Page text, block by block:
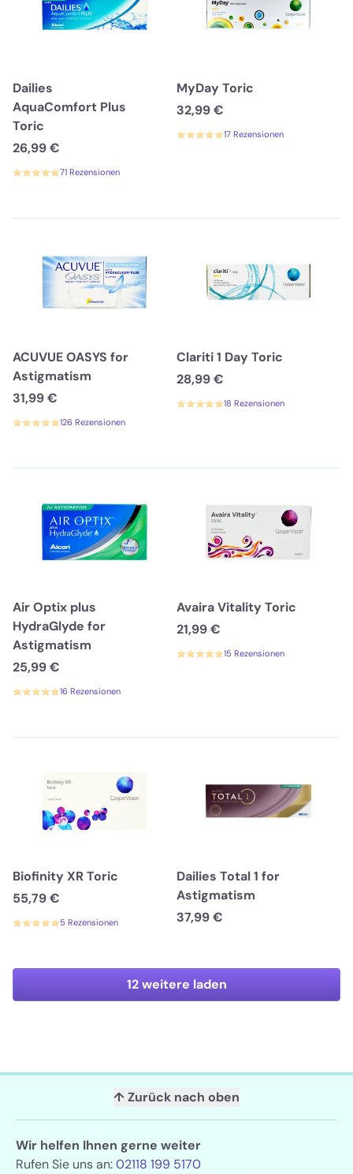
Dailies
AquaComfort Plus
Toric
26,99 €
71 Rezensionen
MyDay Toric
32,99 €
17 Rezensionen
ACUVUE OASYS for
Astigmatism
31,99 €
126 Rezensionen
Clariti 1 Day Toric
28,99 €
18 Rezensionen
Air Optix plus
HydraGlyde for
Astigmatism
25,99 €
16 Rezensionen
Avaira Vitality Toric
21,99 €
15 Rezensionen
Biofinity XR Toric
55,79 €
5 Rezensionen
Dailies Total 1 for
Astigmatism
37,99 €
12 weitere laden
↑ Zurück nach oben
Wir helfen Ihnen gerne weiter
Rufen Sie uns an:02118 199 5170